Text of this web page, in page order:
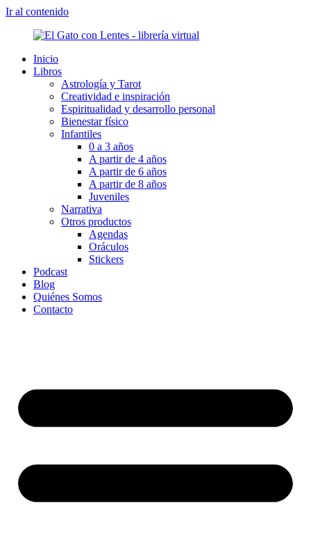
Ir al contenido
Inicio
Libros
Astrología y Tarot
Creatividad e inspiración
Espiritualidad y desarrollo personal
Bienestar físico
Infantiles
0 a 3 años
A partir de 4 años
A partir de 6 años
A partir de 8 años
Juveniles
Narrativa
Otros productos
Agendas
Oráculos
Stickers
Podcast
Blog
Quiénes Somos
Contacto